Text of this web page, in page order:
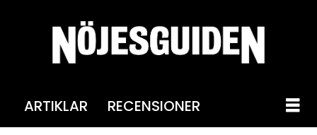
ARTIKLAR RECENSIONER